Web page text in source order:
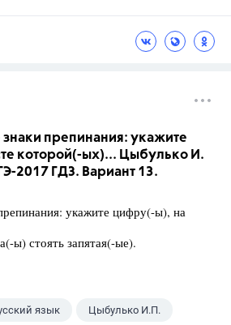
знаки препинания: укажите
которой(-ых)... Цыбулько И.
2017 ГДЗ. Вариант 13.
укажите цифру(-ы), на
ы) стоять запятая(-ые).
язык Цыбулько И.П.